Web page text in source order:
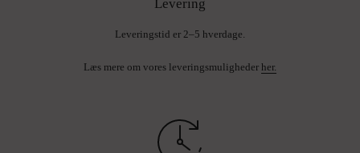
Levering
Leveringstid er 2–5 hverdage.
Læs mere om vores leveringsmuligheder her.